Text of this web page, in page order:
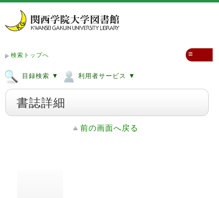
検索トップへ
目録検索 ▼ 利用者サービス ▼
≡
書誌詳細
前の画面へ戻る